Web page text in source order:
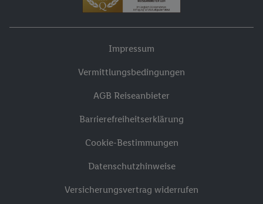
Impressum
Vermittlungsbedingungen
AGB Reiseanbieter
Barrierefreiheitserklärung
Cookie-Bestimmungen
Datenschutzhinweise
Versicherungsvertrag widerrufen